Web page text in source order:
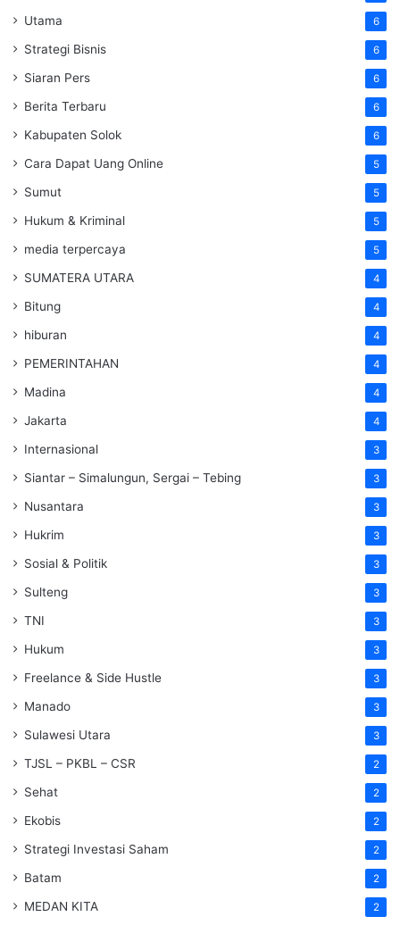
Utama 6
Strategi Bisnis 6
Siaran Pers 6
Berita Terbaru 6
Kabupaten Solok 6
Cara Dapat Uang Online 5
Sumut 5
Hukum & Kriminal 5
media terpercaya 5
SUMATERA UTARA 4
Bitung 4
hiburan 4
PEMERINTAHAN 4
Madina 4
Jakarta 4
Internasional 3
Siantar – Simalungun, Sergai – Tebing 3
Nusantara 3
Hukrim 3
Sosial & Politik 3
Sulteng 3
TNI 3
Hukum 3
Freelance & Side Hustle 3
Manado 3
Sulawesi Utara 3
TJSL – PKBL – CSR 2
Sehat 2
Ekobis 2
Strategi Investasi Saham 2
Batam 2
MEDAN KITA 2